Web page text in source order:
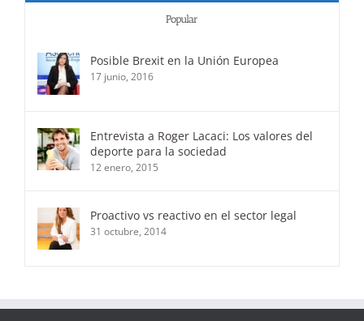
Popular
Posible Brexit en la Unión Europea
17 junio, 2016
Entrevista a Roger Lacaci: Los valores del
deporte para la sociedad
12 enero, 2015
Proactivo vs reactivo en el sector legal
31 octubre, 2014